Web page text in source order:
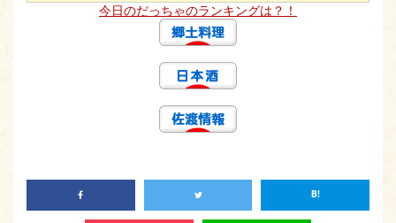
今日のだっちゃのランキングは？！